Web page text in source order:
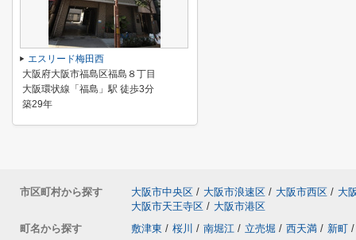
エスリード梅田西
大阪府大阪市福島区福島８丁目
大阪環状線「福島」駅 徒歩3分
築29年
市区町村から探す 大阪市中央区 / 大阪市浪速区 / 大阪市西区 / 大
大阪市天王寺区 / 大阪市港区
町名から探す
敷津東 / 桜川 / 南堀江 / 立売堀 / 西天満 / 新町 /